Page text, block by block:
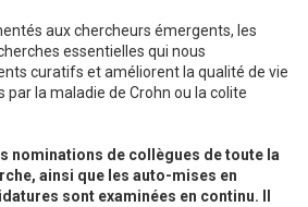
aux chercheurs émergents, les
essentielles qui nous
curatifs et améliorent la qualité de vie
par la maladie de Crohn ou la colite
nominations de collègues de toute la
ainsi que les auto-mises en
sont examinées en continu. Il